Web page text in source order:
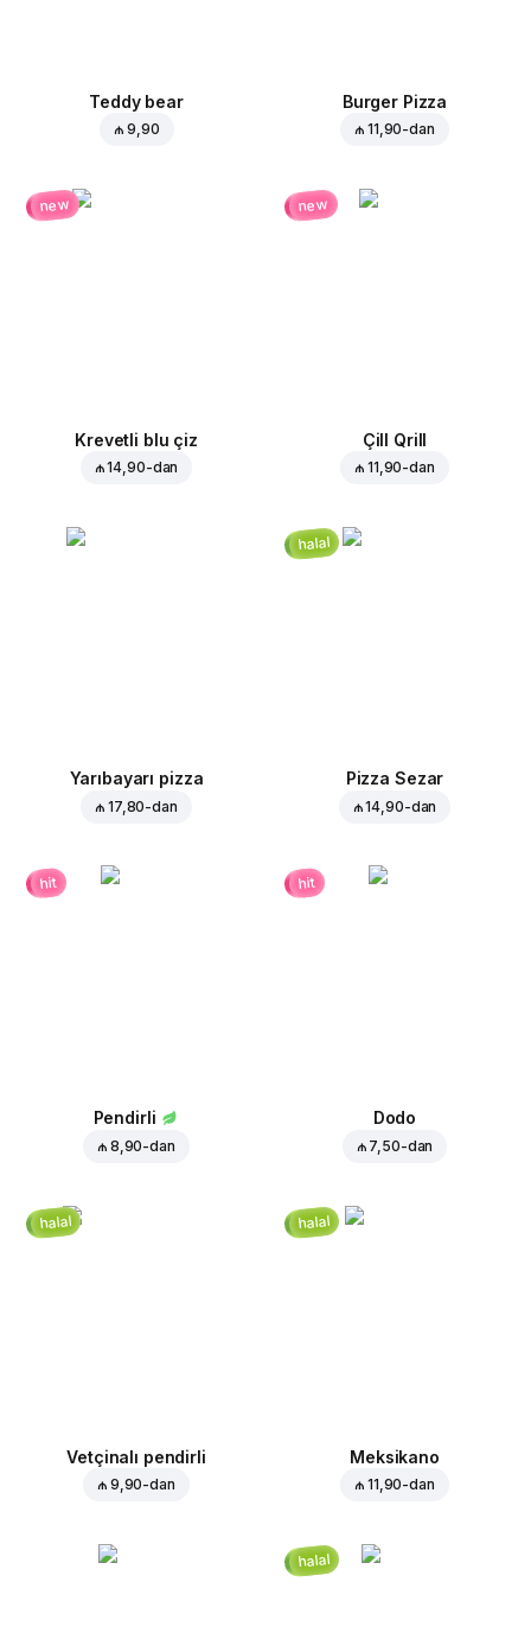
Teddy bear
₼ 9,90
Burger Pizza
₼ 11,90-dan
new
Krevetli blu çiz
₼ 14,90-dan
new
Çill Qrill
₼ 11,90-dan
Yarıbayarı pizza
₼ 17,80-dan
halal
Pizza Sezar
₼ 14,90-dan
hit
Pendirli
₼ 8,90-dan
hit
Dodo
₼ 7,50-dan
halal
Vetçinalı pendirli
₼ 9,90-dan
halal
Meksikano
₼ 11,90-dan
halal